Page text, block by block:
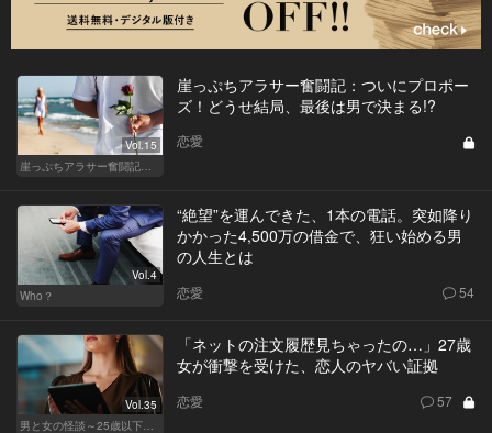
Vol.15
崖っぷちアラサー奮闘記 written by 内埜さくら
崖っぷちアラサー奮闘記：ついにプロポー
ズ！どうせ結局、最後は男で決まる!?
恋愛
Vol.4
Who？
“絶望”を運んできた、1本の電話。突如降り
かかった4,500万の借金で、狂い始める男
の人生とは
恋愛 54
Vol.35
男と女の怪談～25歳以下閲覧禁止～
「ネットの注文履歴見ちゃったの…」27歳
女が衝撃を受けた、恋人のヤバい証拠
恋愛 57